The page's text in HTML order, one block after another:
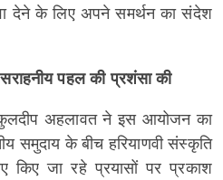
देने के लिए अपने समर्थन का संदेश
पहल की प्रशंसा की
अहलावत ने इस आयोजन का
समुदाय के बीच हरियाणवी संस्कृति
किए जा रहे प्रयासों पर प्रकाश